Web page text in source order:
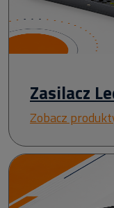
Zasilacz
Zobacz